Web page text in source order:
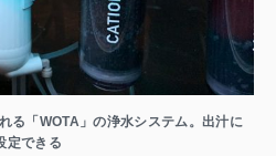
る「WOTA」の浄水システム。出汁に
定できる